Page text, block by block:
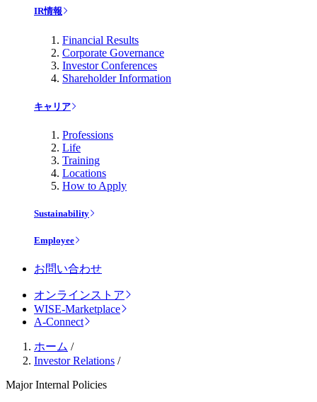
IR情報
Financial Results
Corporate Governance
Investor Conferences
Shareholder Information
キャリア
Professions
Life
Training
Locations
How to Apply
Sustainability
Employee
お問い合わせ
オンラインストア
WISE-Marketplace
A-Connect
ホーム /
Investor Relations /
Major Internal Policies